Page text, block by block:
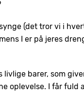
(det tror vi i
I er på jeres
livlige barer, som
oplevelse. I får fuld